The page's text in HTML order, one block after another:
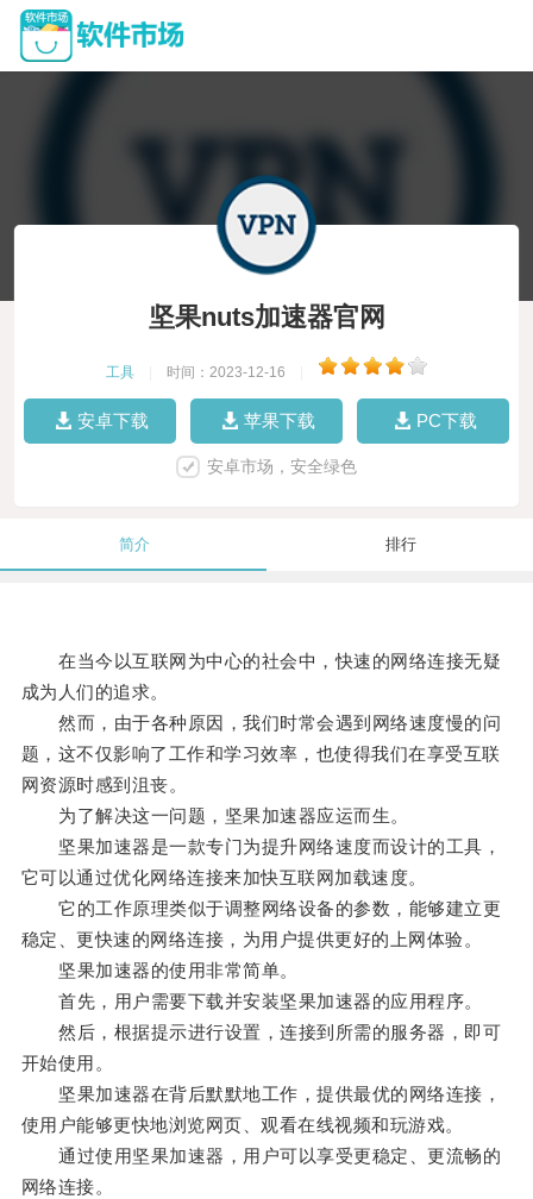
坚果nuts加速器官网
工具 时间：2023-12-16
安卓下载 苹果下载 PC下载
安卓市场，安全绿色
简介 排行
在当今以互联网为中心的社会中，快速的网络连接无疑
成为人们的追求。
然而，由于各种原因，我们时常会遇到网络速度慢的问
题，这不仅影响了工作和学习效率，也使得我们在享受互联
网资源时感到沮丧。
为了解决这一问题，坚果加速器应运而生。
坚果加速器是一款专门为提升网络速度而设计的工具，
它可以通过优化网络连接来加快互联网加载速度。
它的工作原理类似于调整网络设备的参数，能够建立更
稳定、更快速的网络连接，为用户提供更好的上网体验。
坚果加速器的使用非常简单。
首先，用户需要下载并安装坚果加速器的应用程序。
然后，根据提示进行设置，连接到所需的服务器，即可
开始使用。
坚果加速器在背后默默地工作，提供最优的网络连接，
使用户能够更快地浏览网页、观看在线视频和玩游戏。
通过使用坚果加速器，用户可以享受更稳定、更流畅的
网络连接。